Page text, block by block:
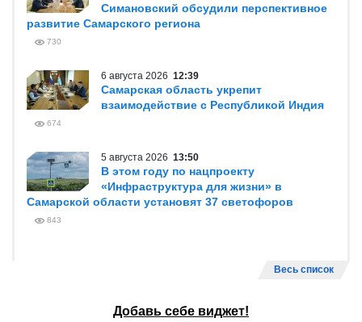
Симановский обсудили перспективное
развитие Самарского региона
730
6 августа 2026 12:39
Самарская область укрепит
взаимодействие с Республикой Индия
674
5 августа 2026 13:50
В этом году по нацпроекту
«Инфраструктура для жизни» в
Самарской области установят 37 светофоров
843
Весь список
Добавь себе виджет!